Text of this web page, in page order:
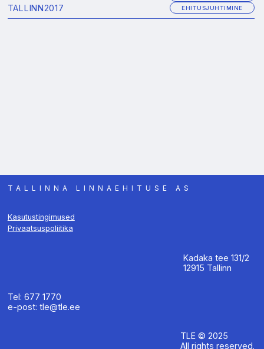
TALLINN2017
EHITUSJUHTIMINE
TALLINNA LINNAEHITUSE AS
Kasutustingimused
Privaatsuspoliitika
Kadaka tee 131/2
12915 Tallinn
Tel: 677 1770
e-post: tle@tle.ee
TLE © 2025
All rights reserved.